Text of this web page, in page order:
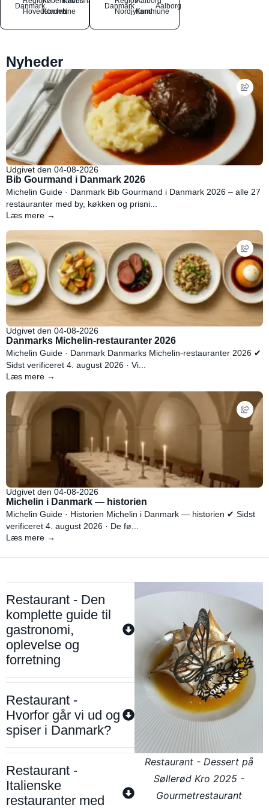
Danmark
Hovedstaden
Kommune
N
Danmark
NordjyllandKommune
Aalborg
Nyheder
Udgivet den 04-08-2026
Bib Gourmand i Danmark 2026
Michelin Guide · Danmark Bib Gourmand i Danmark 2026 – alle 27
restauranter med by, køkken og prisni...
Læs mere →
Udgivet den 04-08-2026
Danmarks Michelin-restauranter 2026
Michelin Guide · Danmark Danmarks Michelin-restauranter 2026 ✔
Sidst verificeret 4. august 2026 · Vi...
Læs mere →
Udgivet den 04-08-2026
Michelin i Danmark — historien
Michelin Guide · Historien Michelin i Danmark — historien ✔ Sidst
verificeret 4. august 2026 · De fø...
Læs mere →
Restaurant - Den
komplette guide til
gastronomi,
oplevelse og
forretning
Restaurant -
Hvorfor går vi ud og
spiser i Danmark?
Restaurant -
Italienske
restauranter med
Restaurant - Dessert på
Søllerød Kro 2025 -
Gourmetrestaurant